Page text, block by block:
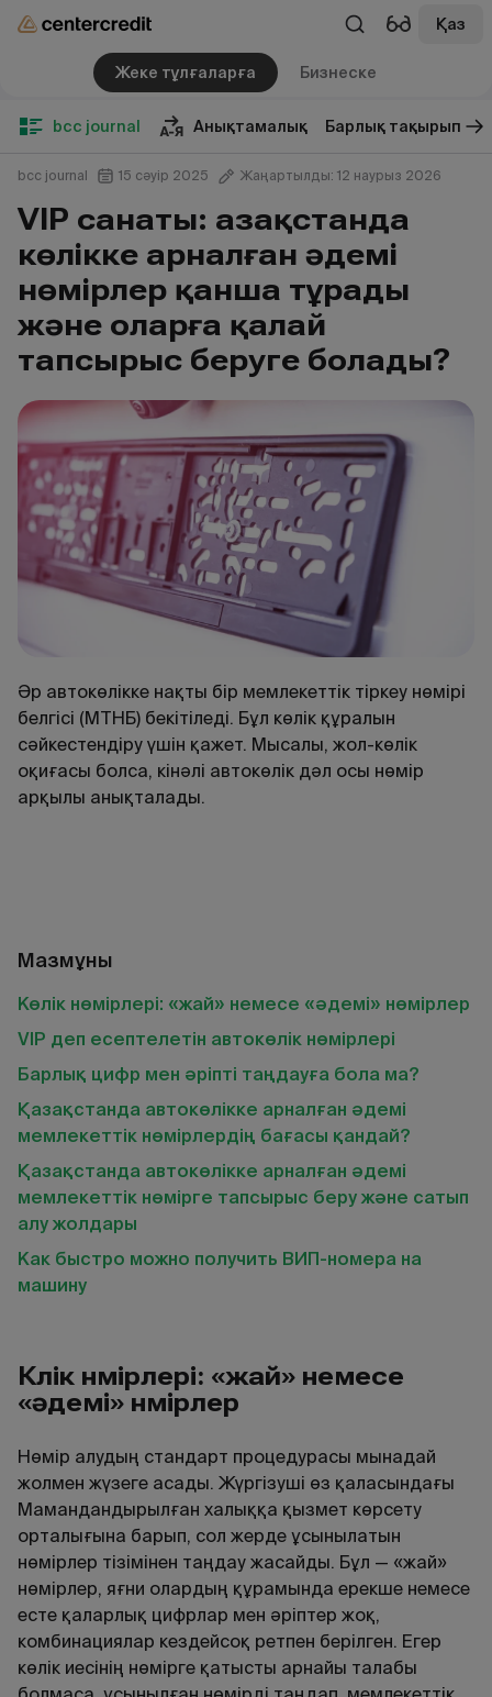
Қаз
Жеке тұлғаларға Бизнеске
bcc journal Анықтамалық Барлық тақырып
bcc journal 15 сәуір 2025 Жаңартылды: 12 наурыз 2026
VIP санаты: Қазақстанда
көлікке арналған әдемі
нөмірлер қанша тұрады
және оларға қалай
тапсырыс беруге болады?
Әр автокөлікке нақты бір мемлекеттік тіркеу нөмірі
белгісі (МТНБ) бекітіледі. Бұл көлік құралын
сәйкестендіру үшін қажет. Мысалы, жол-көлік
оқиғасы болса, кінәлі автокөлік дәл осы нөмір
арқылы анықталады.
Мазмұны
Көлік нөмірлері: «жай» немесе «әдемі» нөмірлер
VIP деп есептелетін автокөлік нөмірлері
Барлық цифр мен әріпті таңдауға бола ма?
Қазақстанда автокөлікке арналған әдемі
мемлекеттік нөмірлердің бағасы қандай?
Қазақстанда автокөлікке арналған әдемі
мемлекеттік нөмірге тапсырыс беру және сатып
алу жолдары
Как быстро можно получить ВИП-номера на
машину
Көлік нөмірлері: «жай» немесе
«әдемі» нөмірлер
Нөмір алудың стандарт процедурасы мынадай
жолмен жүзеге асады. Жүргізуші өз қаласындағы
Мамандандырылған халыққа қызмет көрсету
орталығына барып, сол жерде ұсынылатын
нөмірлер тізімінен таңдау жасайды. Бұл — «жай»
нөмірлер, яғни олардың құрамында ерекше немесе
есте қаларлық цифрлар мен әріптер жоқ,
комбинациялар кездейсоқ ретпен берілген. Егер
көлік иесінің нөмірге қатысты арнайы талабы